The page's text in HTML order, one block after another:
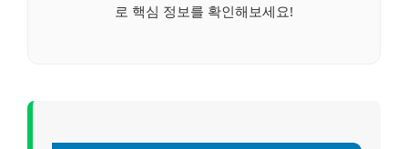
로 핵심 정보를 확인해보세요!